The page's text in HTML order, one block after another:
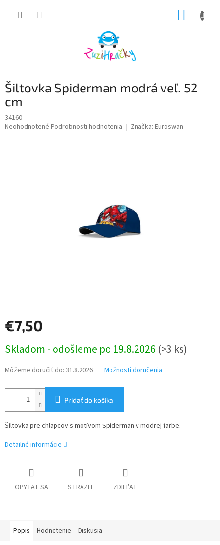
Šiltovka Spiderman modrá veľ. 52
cm
34160
Priemerné
Neohodnotené Podrobnosti hodnotenia Značka: Euroswan
€7,50
cena:
Skladom - odošleme po 19.8.2026 (>3 ks)
Môžeme doručiť do: 31.8.2026 Možnosti doručenia
Pridať do košíka
Šiltovka pre chlapcov s motívom Spiderman v modrej farbe.
Detailné informácie
OPÝTAŤ SA STRÁŽIŤ ZDIEĽAŤ
Popis Hodnotenie Diskusia